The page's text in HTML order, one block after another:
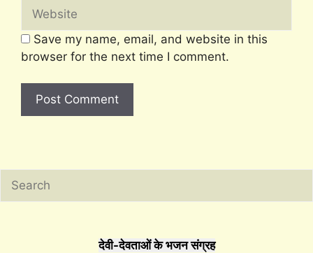
Save my name, email, and website in this
browser for the next time I comment.
देवी-देवताओं के भजन संग्रह